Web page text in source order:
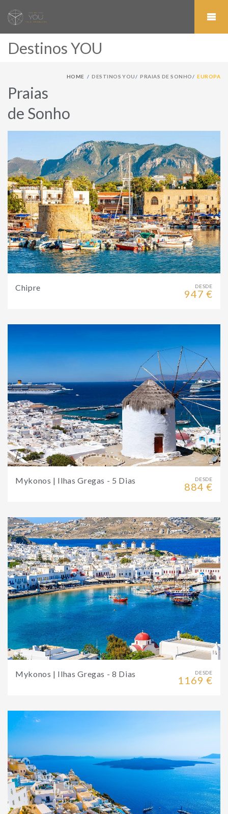
Destinos YOU
HOME DESTINOS YOU PRAIAS DE SONHO EUROPA
Praias
de Sonho
DESDE
947 €
Chipre
DESDE
884 €
Mykonos | Ilhas Gregas - 5 Dias
DESDE
1169 €
Mykonos | Ilhas Gregas - 8 Dias